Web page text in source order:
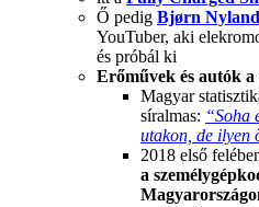
Ő pedig Bjørn Nyland
YouTuber, aki
és próbál ki
Erőművek és autók a
Magyar
síralmas: “Soha
utakon, de ilyen
2018 első
a